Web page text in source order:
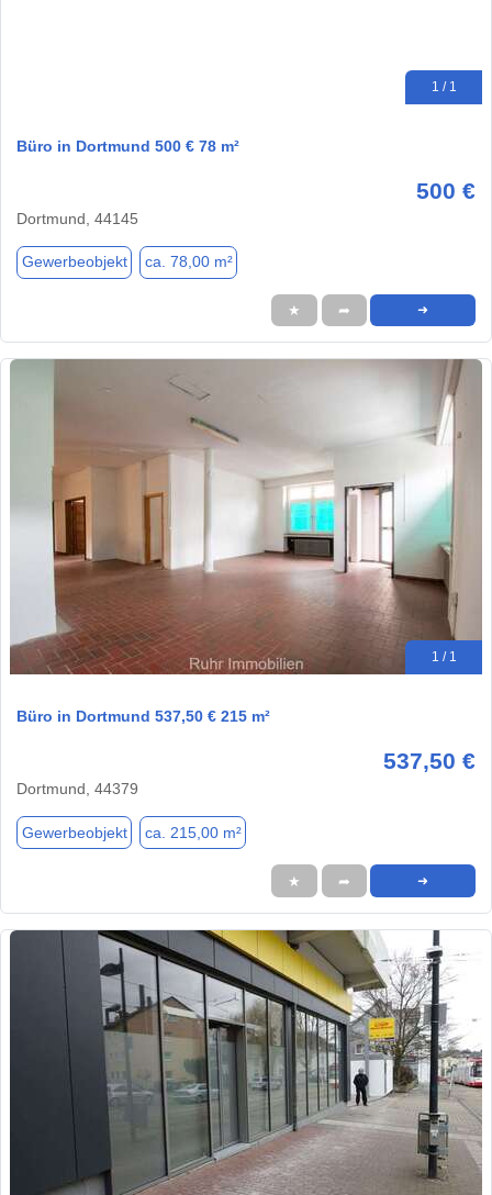
1 / 1
Büro in Dortmund 500 € 78 m²
500 €
Dortmund, 44145
Gewerbeobjekt ca. 78,00 m²
★ ➦ ➜
1 / 1
Büro in Dortmund 537,50 € 215 m²
537,50 €
Dortmund, 44379
Gewerbeobjekt ca. 215,00 m²
★ ➦ ➜